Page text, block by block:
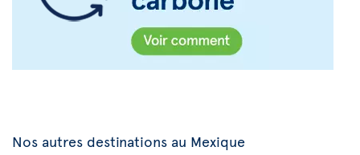
Nos autres destinations au Mexique